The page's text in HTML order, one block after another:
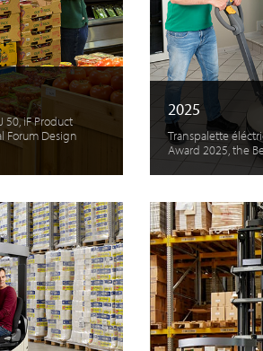
50, iF Product
Forum Design
2025
Transpalette
Award 2025, the